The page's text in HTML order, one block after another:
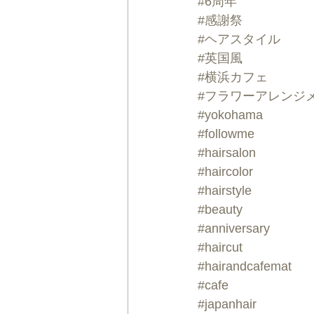
#感謝祭
#ヘアスタイル
#英国風
#横浜カフェ
#フラワーアレンジ
#yokohama
#followme
#hairsalon
#haircolor
#hairstyle
#beauty
#anniversary
#haircut
#hairandcafemat
#cafe
#japanhair